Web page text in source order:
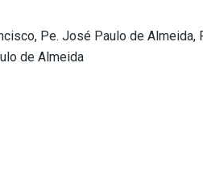
Pe. José Paulo de Almeida,
de Almeida